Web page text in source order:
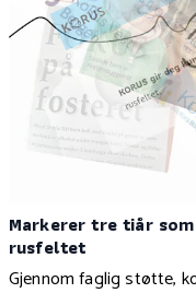
Markerer tre tiår
rusfeltet
Gjennom faglig støtte,